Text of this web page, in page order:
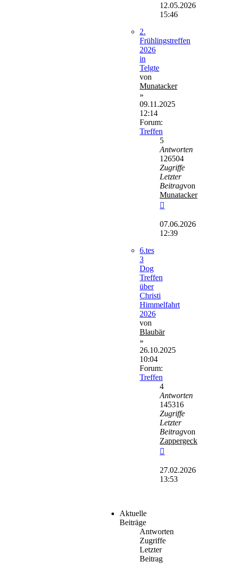
Beitrag
12.05.2026
15:46
2.
Frühlingstreffen
2026
in
Telgte
von
Munatacker
»
09.11.2025
12:14
Forum:
Treffen
5
Antworten
126504
Zugriffe
Letzter
Beitragvon
Munatacker
Beitrag
07.06.2026
12:39
6.tes
3
Dog
Treffen
über
Christi
Himmelfahrt
2026
von
Blaubär
»
26.10.2025
10:04
Forum:
Treffen
4
Antworten
145316
Zugriffe
Letzter
Beitragvon
Zappergeck
Beitrag
27.02.2026
13:53
Aktuelle
Beiträge
Antworten
Zugriffe
Letzter
Beitrag